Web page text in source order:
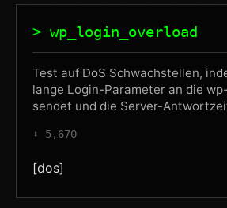
> wp_login_overload
Test auf DoS Schwachstellen,
lange Login-Parameter an die
sendet und die Server-
⬇️ 5,670
[dos]